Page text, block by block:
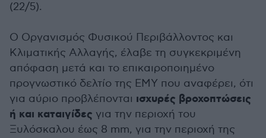
(22/5).
Ο Οργανισμός Φυσικού Περιβάλλοντος και
Κλιματικής Αλλαγής, έλαβε τη συγκεκριμένη
απόφαση μετά και το επικαιροποιημένο
προγνωστικό δελτίο της ΕΜΥ που αναφέρει, ότι
για αύριο προβλέπονται ισχυρές βροχοπτώσεις
ή και καταιγίδες για την περιοχή του
Ξυλόσκαλου έως 8 mm, για την περιοχή της